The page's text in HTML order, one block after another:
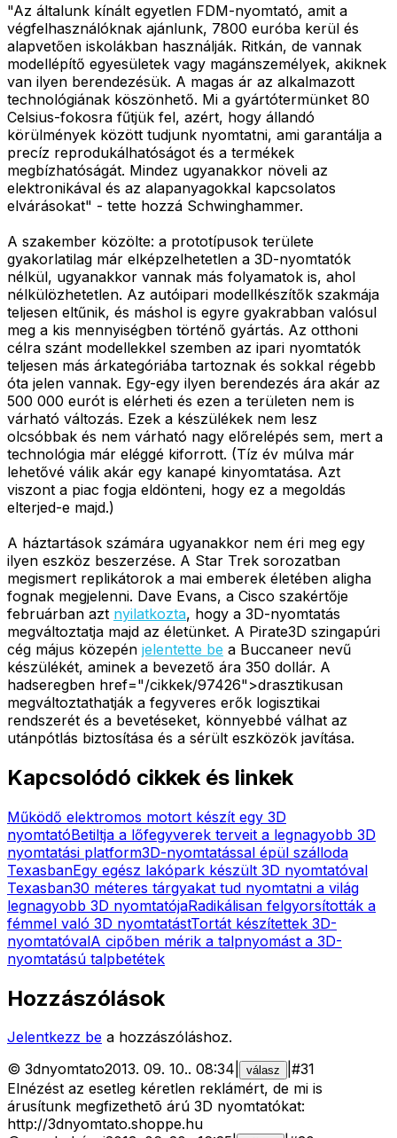
"Az általunk kínált egyetlen FDM-nyomtató, amit a
végfelhasználóknak ajánlunk, 7800 euróba kerül és
alapvetően iskolákban használják. Ritkán, de vannak
modellépítő egyesületek vagy magánszemélyek, akiknek
van ilyen berendezésük. A magas ár az alkalmazott
technológiának köszönhető. Mi a gyártótermünket 80
Celsius-fokosra fűtjük fel, azért, hogy állandó
körülmények között tudjunk nyomtatni, ami garantálja a
precíz reprodukálhatóságot és a termékek
megbízhatóságát. Mindez ugyanakkor növeli az
elektronikával és az alapanyagokkal kapcsolatos
elvárásokat" - tette hozzá Schwinghammer.
A szakember közölte: a prototípusok területe
gyakorlatilag már elképzelhetetlen a 3D-nyomtatók
nélkül, ugyanakkor vannak más folyamatok is, ahol
nélkülözhetetlen. Az autóipari modellkészítők szakmája
teljesen eltűnik, és máshol is egyre gyakrabban valósul
meg a kis mennyiségben történő gyártás. Az otthoni
célra szánt modellekkel szemben az ipari nyomtatók
teljesen más árkategóriába tartoznak és sokkal régebb
óta jelen vannak. Egy-egy ilyen berendezés ára akár az
500 000 eurót is elérheti és ezen a területen nem is
várható változás. Ezek a készülékek nem lesz
olcsóbbak és nem várható nagy előrelépés sem, mert a
technológia már eléggé kiforrott. (Tíz év múlva már
lehetővé válik akár egy kanapé kinyomtatása. Azt
viszont a piac fogja eldönteni, hogy ez a megoldás
elterjed-e majd.)
A háztartások számára ugyanakkor nem éri meg egy
ilyen eszköz beszerzése. A Star Trek sorozatban
megismert replikátorok a mai emberek életében aligha
fognak megjelenni. Dave Evans, a Cisco szakértője
februárban azt nyilatkozta, hogy a 3D-nyomtatás
megváltoztatja majd az életünket. A Pirate3D szingapúri
cég május közepén jelentette be a Buccaneer nevű
készülékét, aminek a bevezető ára 350 dollár. A
hadseregben href="/cikkek/97426">drasztikusan
megváltoztathatják a fegyveres erők logisztikai
rendszerét és a bevetéseket, könnyebbé válhat az
utánpótlás biztosítása és a sérült eszközök javítása.
Kapcsolódó cikkek és linkek
Működő elektromos motort készít egy 3D
nyomtatóBetiltja a lőfegyverek terveit a legnagyobb 3D
nyomtatási platform3D-nyomtatással épül szálloda
TexasbanEgy egész lakópark készült 3D nyomtatóval
Texasban30 méteres tárgyakat tud nyomtatni a világ
legnagyobb 3D nyomtatójaRadikálisan felgyorsították a
fémmel való 3D nyomtatástTortát készítettek 3D-
nyomtatóvalA cipőben mérik a talpnyomást a 3D-
nyomtatású talpbetétek
Hozzászólások
Jelentkezz be a hozzászóláshoz.
© 3dnyomtato2013. 09. 10.. 08:34 válasz #31
Elnézést az esetleg kéretlen reklámért, de mi is
árusítunk megfizethetõ árú 3D nyomtatókat:
http://3dnyomtato.shoppe.hu